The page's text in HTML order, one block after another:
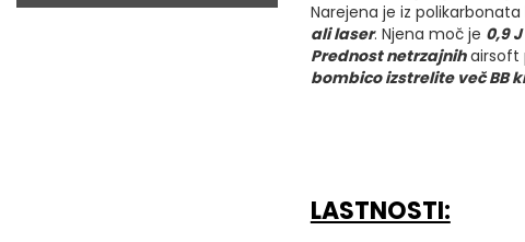
Narejena je iz
ali laser. Njena moč je 0,9J
Prednost netrzajnihairsoft
bombico izstrelite več BB
LASTNOSTI: